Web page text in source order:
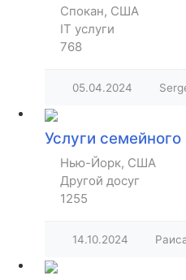
Спокан, США
IT услуги
768
05.04.2024
Услуги семейного
Нью-Йорк, США
Другой досуг
1255
14.10.2024